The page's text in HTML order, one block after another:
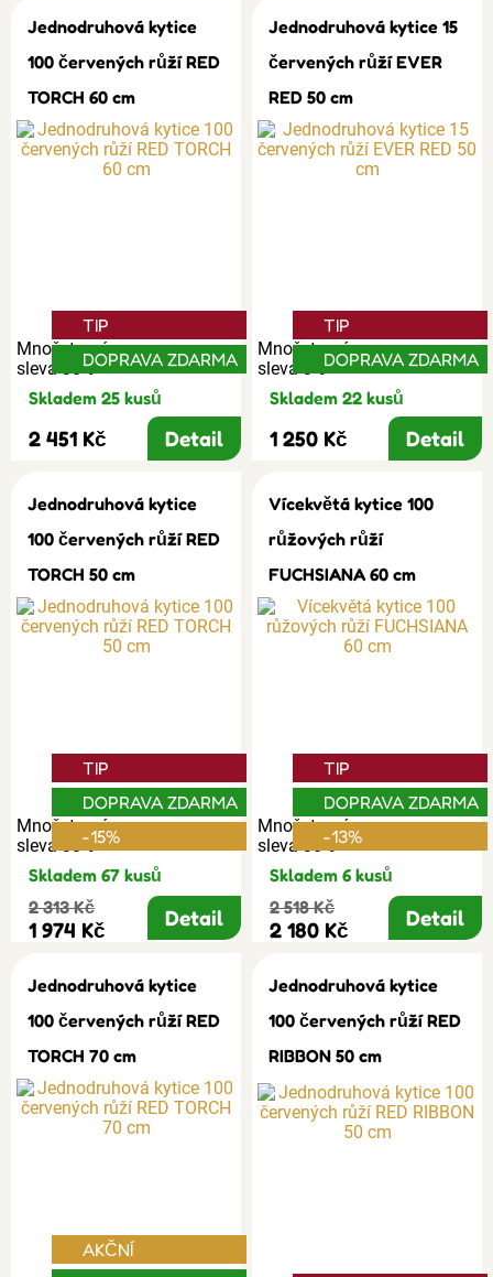
Jednodruhová kytice
100 červených růží RED
TORCH 60 cm
Množstevní
sleva 30%
TIP
DOPRAVA ZDARMA
Skladem 25 kusů
2 451 Kč Detail
Jednodruhová kytice 15
červených růží EVER
RED 50 cm
Množstevní
sleva 3%
TIP
DOPRAVA ZDARMA
Skladem 22 kusů
1 250 Kč Detail
Jednodruhová kytice
100 červených růží RED
TORCH 50 cm
Množstevní
sleva 30%
TIP
DOPRAVA ZDARMA
-15%
Skladem 67 kusů
2 313 Kč
1 974 Kč Detail
Vícekvětá kytice 100
růžových růží
FUCHSIANA 60 cm
Množstevní
sleva 30%
TIP
DOPRAVA ZDARMA
-13%
Skladem 6 kusů
2 518 Kč
2 180 Kč Detail
Jednodruhová kytice
100 červených růží RED
TORCH 70 cm
AKČNÍ
Jednodruhová kytice
100 červených růží RED
RIBBON 50 cm